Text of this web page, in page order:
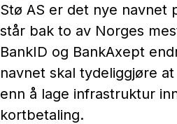
Stø AS er det nye navnet
står bak to av Norges
BankID og BankAxept
navnet skal tydeliggjøre
enn å lage infrastruktur
kortbetaling.